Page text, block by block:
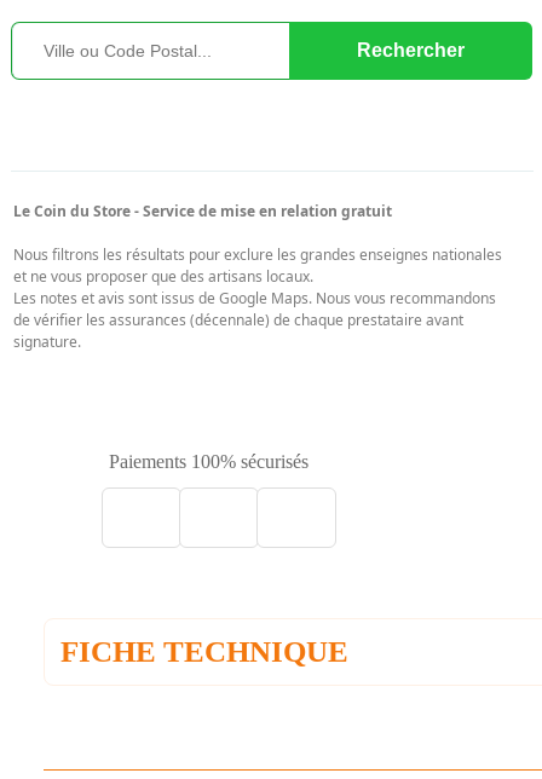
Paiements 100% sécurisés
FICHE TECHNIQUE